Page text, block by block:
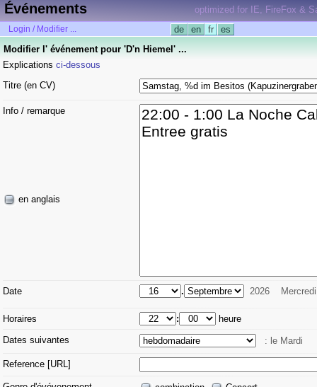
Événements optimized for IE, FireFox &
Login / Modifier ... de en fr
es
Modifier l' événement pour 'D'n Hiemel' ...
Explications ci-dessous
Titre (en CV)
Info / remarque
en anglais
Date . 2026 Mercredi
Horaires :
heure
Dates suivantes
: le Mardi
Reference [URL]